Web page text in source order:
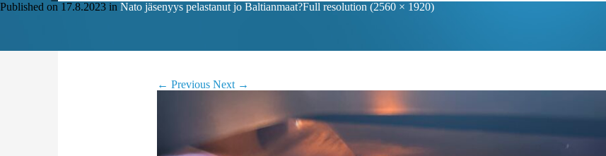
Published on 17.8.2023 in Nato jäsenyys pelastanut jo Baltianmaat?Full resolution (2560 × 1920)
← Previous Next →